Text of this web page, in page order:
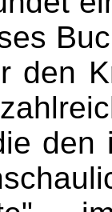
den